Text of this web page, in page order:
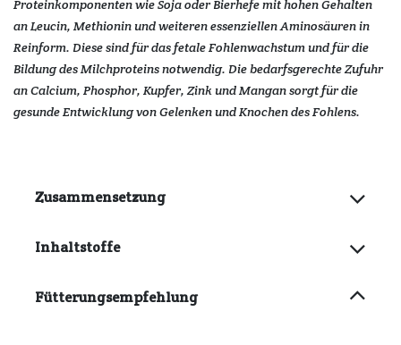
Proteinkomponenten wie Soja oder Bierhefe mit hohen Gehalten
an Leucin, Methionin und weiteren essenziellen Aminosäuren in
Reinform. Diese sind für das fetale Fohlenwachstum und für die
Bildung des Milchproteins notwendig. Die bedarfsgerechte Zufuhr
an Calcium, Phosphor, Kupfer, Zink und Mangan sorgt für die
gesunde Entwicklung von Gelenken und Knochen des Fohlens.
Zusammensetzung
Inhaltstoffe
Fütterungsempfehlung